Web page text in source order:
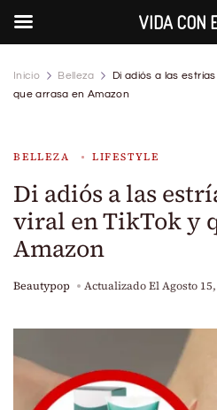
Inicio Belleza
Di adiós a las
que arrasa en Amazon
BELLEZA LIFESTYLE
Di adiós a las
viral en TikTok y
Amazon
Beautypop Actualizado ElAgosto
VIDA CON